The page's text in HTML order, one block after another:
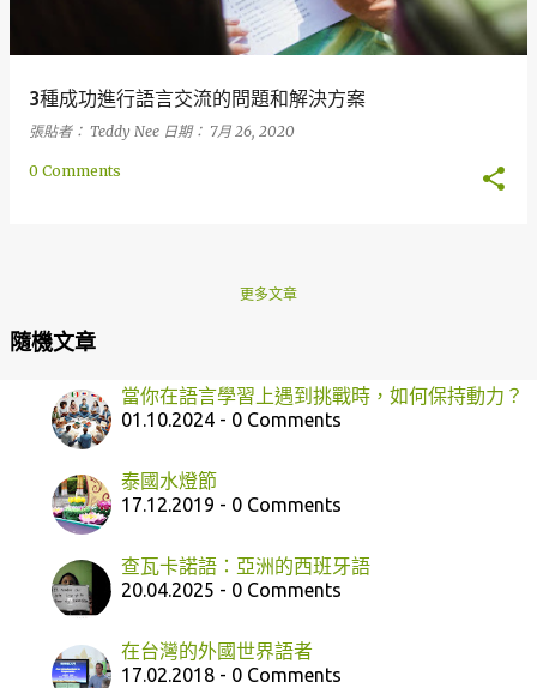
3種成功進行語言交流的問題和解決方案
張貼者： Teddy Nee 日期： 7月 26, 2020
0 Comments
更多文章
隨機文章
當你在語言學習上遇到挑戰時，如何保持動力？
01.10.2024 - 0 Comments
泰國水燈節
17.12.2019 - 0 Comments
查瓦卡諾語：亞洲的西班牙語
20.04.2025 - 0 Comments
在台灣的外國世界語者
17.02.2018 - 0 Comments